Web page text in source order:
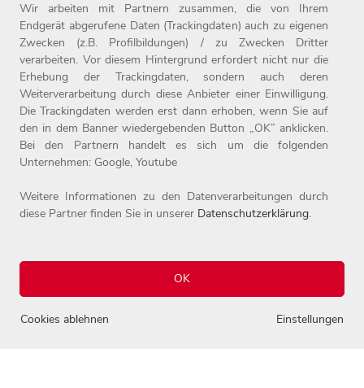
0
Home
Arbeitgeber
Benefits
Jobs
Initiativbewerbung
Kontakt
Compliance
Datenschutz
Impressum
© 2026 Josef Witt GmbH - Karriereportal.
Wir arbeiten mit Partnern zusammen, die von Ihrem
Endgerät abgerufene Daten (Trackingdaten) auch zu eigenen
Zwecken (z.B. Profilbildungen) / zu Zwecken Dritter
verarbeiten. Vor diesem Hintergrund erfordert nicht nur die
Erhebung der Trackingdaten, sondern auch deren
Weiterverarbeitung durch diese Anbieter einer Einwilligung.
Die Trackingdaten werden erst dann erhoben, wenn Sie auf
den in dem Banner wiedergebenden Button „OK” anklicken.
Bei den Partnern handelt es sich um die folgenden
Unternehmen: Google, Youtube
Weitere Informationen zu den Datenverarbeitungen durch
diese Partner finden Sie in unserer Datenschutzerklärung.
Einstellungen
Cookies ablehnen
OK